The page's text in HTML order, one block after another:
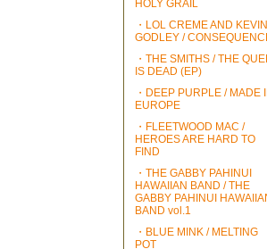
HOLY GRAIL
・LOL CREME AND KEVIN
GODLEY /
・THE SMITHS / THE
IS DEAD (EP)
・DEEP PURPLE / MADE
EUROPE
・FLEETWOOD MAC /
HEROES ARE HARD TO
FIND
・THE GABBY PAHINUI
HAWAIIAN BAND / THE
GABBY PAHINUI
BAND vol.1
・BLUE MINK / MELTING
POT